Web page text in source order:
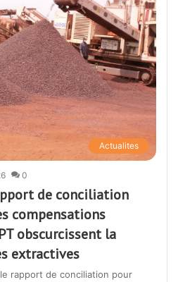
Actualites
0
de conciliation
compensations
obscurcissent la
extractives
rapport de conciliation pour